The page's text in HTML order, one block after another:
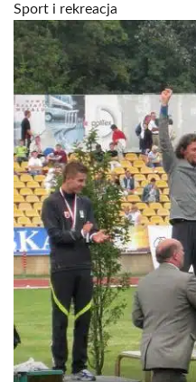
Sport i rekreacja